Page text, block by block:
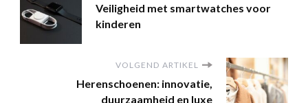
Veiligheid met smartwatches voor
kinderen
VOLGEND ARTIKEL
Herenschoenen: innovatie,
duurzaamheid en luxe